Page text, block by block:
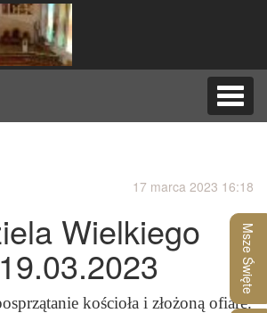
Msze Święte
17 marca 2023 16:18
Wielkiego
kościoła i złożoną ofiarę.